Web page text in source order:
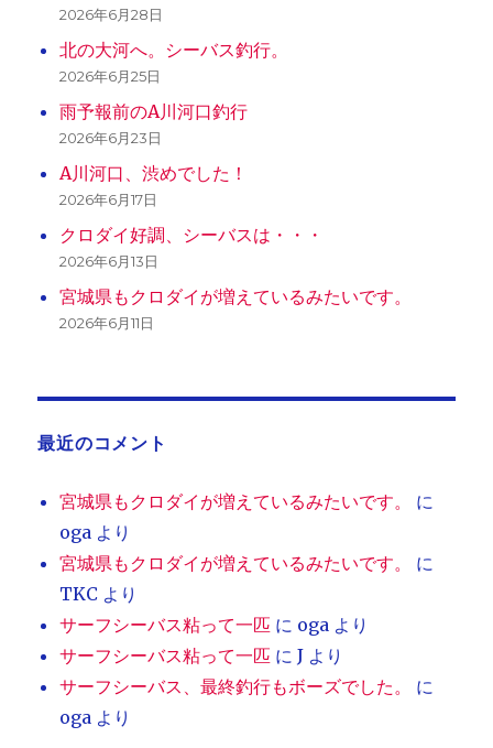
2026年6月28日
北の大河へ。シーバス釣行。
2026年6月25日
雨予報前のA川河口釣行
2026年6月23日
A川河口、渋めでした！
2026年6月17日
クロダイ好調、シーバスは・・・
2026年6月13日
宮城県もクロダイが増えているみたいです。
2026年6月11日
最近のコメント
宮城県もクロダイが増えているみたいです。
に
oga より
宮城県もクロダイが増えているみたいです。
に
TKC より
サーフシーバス粘って一匹 に oga より
サーフシーバス粘って一匹 にJ より
サーフシーバス、最終釣行もボーズでした。
に
oga より